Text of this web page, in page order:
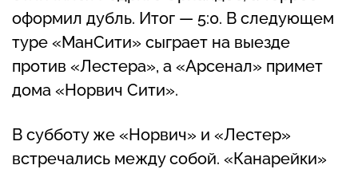
оформил дубль. Итог — 5:0. В следующем
туре «МанСити» сыграет на выезде
против «Лестера», а «Арсенал» примет
дома «Норвич Сити».
В субботу же «Норвич» и «Лестер»
встречались между собой. «Канарейки»